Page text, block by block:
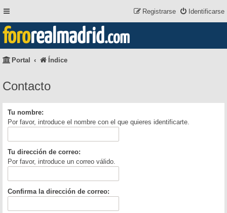
Identificarse
Registrarse
fororealmadrid.com
Portal Índice
Contacto
Tu nombre:
Por favor, introduce el nombre con el que quieres identificarte.
Tu dirección de correo:
Por favor, introduce un correo válido.
Confirma la dirección de correo: